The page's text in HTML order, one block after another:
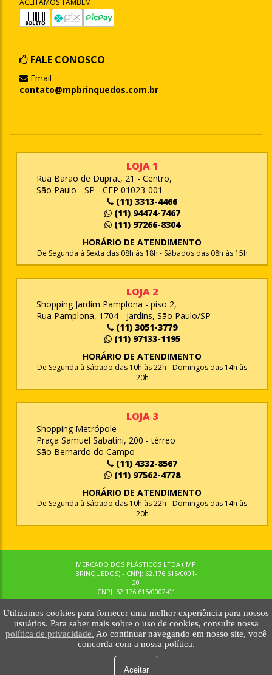
Utilizamos cookies para fornecer uma melhor experiência para nossos
usuários. Para saber mais sobre o uso de cookies, consulte nossa
política de privacidade. Ao continuar navegando em nosso site, você
concorda com a nossa política.
Aceitar
ACEITAMOS TAMBÉM:
FALE CONOSCO
Email
contato@mpbrinquedos.com.br
LOJA 1
Rua Barão de Duprat, 21 - Centro,
São Paulo - SP - CEP 01023-001
(11) 3313-4466
(11) 94474-7467
(11) 97266-8304
HORÁRIO DE ATENDIMENTO
De Segunda à Sexta das 08h às 18h - Sábados das 08h às 15h
LOJA 2
Shopping Jardim Pamplona - piso 2,
Rua Pamplona, 1704 - Jardins, São Paulo/SP
(11) 3051-3779
(11) 97133-1195
HORÁRIO DE ATENDIMENTO
De Segunda à Sábado das 10h às 22h - Domingos das 14h às
20h
LOJA 3
Shopping Metrópole
Praça Samuel Sabatini, 200 - térreo
São Bernardo do Campo
(11) 4332-8567
(11) 97562-4778
HORÁRIO DE ATENDIMENTO
De Segunda à Sábado das 10h às 22h - Domingos das 14h às
20h
MERCADO DOS PLÁSTICOS LTDA ( MP
BRINQUEDOS) - CNPJ: 62.176.615/0001-
20
CNPJ: 62.176.615/0002-01
© MPBRINQUEDOS. TODOS OS DIREITOS RESERVADOS. MKTNOW